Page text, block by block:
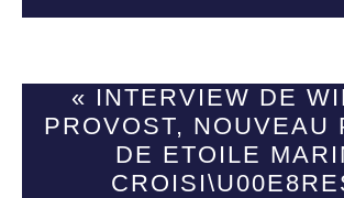
« INTERVIEW DE
PROVOST, NOUVEAU
DE ETOILE